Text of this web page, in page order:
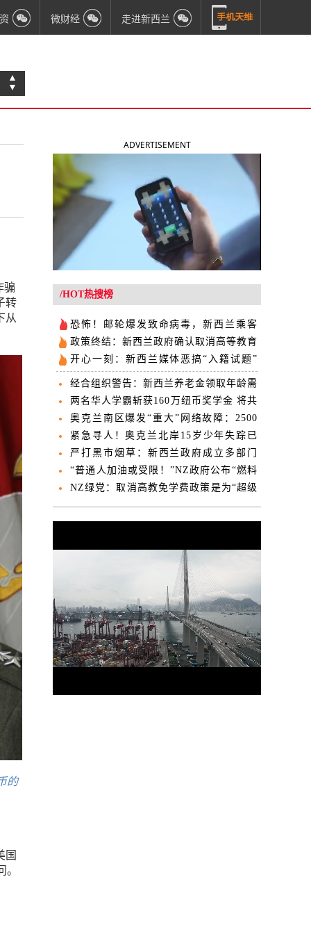
微财经 走进新西兰
▲
▼
骗
转
从
的
国
ADVERTISEMENT
/HOT热搜榜
恐怖！邮轮爆发致命病毒，新西兰乘客
“已下船”！WHO紧急介入，已有3人死
亡！
政策终结：新西兰政府确认取消高等教育
“免学费”计划
开心一刻：新西兰媒体恶搞“入籍试题”
个个戳中痛点
经合组织警告：新西兰养老金领取年龄需
上调 否则债务“不可持续”
两名华人学霸斩获160万纽币奖学金 将共
赴牛津解决人类难题
奥克兰南区爆发“重大”网络故障：2500
户家庭及企业断网
紧急寻人！奥克兰北岸15岁少年失踪已
近一个月
严打黑市烟草：新西兰政府成立多部门
“行动小组” 严防帮派渗透
“普通人加油或受限！”NZ政府公布“燃料
应急预案”！这些机构“优先且不限量供
油”！
NZ绿党：取消高教免学费政策是为“超级
富豪减税买单”